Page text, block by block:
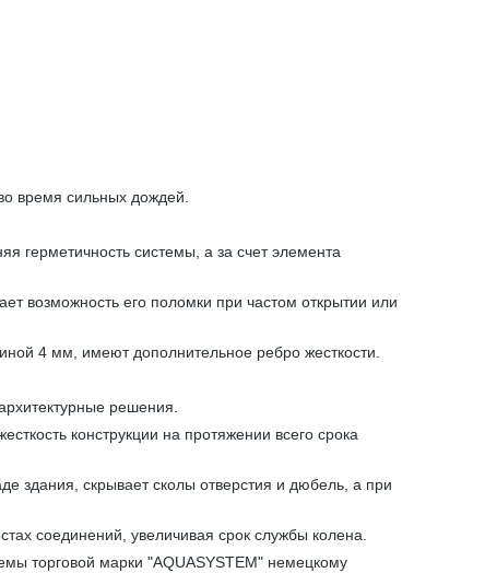
время сильных дождей.
герметичность системы, а за счет элемента
возможность его поломки при частом открытии или
4 мм, имеют дополнительное ребро жесткости.
решения.
конструкции на протяжении всего срока
здания, скрывает сколы отверстия и дюбель, а при
соединений, увеличивая срок службы колена.
торговой марки "AQUASYSTEM" немецкому